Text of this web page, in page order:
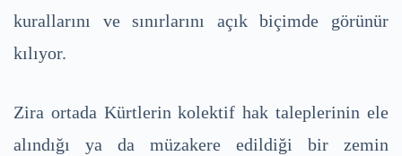
kurallarını ve sınırlarını açık biçimde görünür
kılıyor.
Zira ortada Kürtlerin kolektif hak taleplerinin ele
alındığı ya da müzakere edildiği bir zemin